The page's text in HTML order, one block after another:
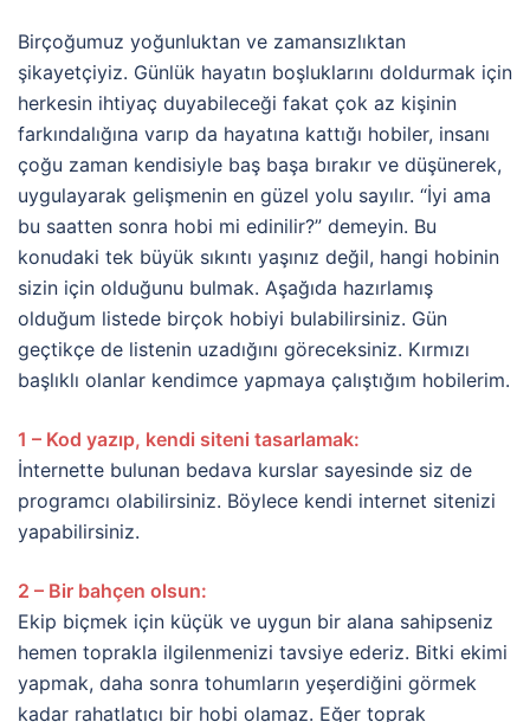
Birçoğumuz yoğunluktan ve zamansızlıktan
şikayetçiyiz. Günlük hayatın boşluklarını doldurmak için
herkesin ihtiyaç duyabileceği fakat çok az kişinin
farkındalığına varıp da hayatına kattığı hobiler, insanı
çoğu zaman kendisiyle baş başa bırakır ve düşünerek,
uygulayarak gelişmenin en güzel yolu sayılır. “İyi ama
bu saatten sonra hobi mi edinilir?” demeyin. Bu
konudaki tek büyük sıkıntı yaşınız değil, hangi hobinin
sizin için olduğunu bulmak. Aşağıda hazırlamış
olduğum listede birçok hobiyi bulabilirsiniz. Gün
geçtikçe de listenin uzadığını göreceksiniz. Kırmızı
başlıklı olanlar kendimce yapmaya çalıştığım hobilerim.
1 – Kod yazıp, kendi siteni tasarlamak:
İnternette bulunan bedava kurslar sayesinde siz de
programcı olabilirsiniz. Böylece kendi internet sitenizi
yapabilirsiniz.
2 – Bir bahçen olsun:
Ekip biçmek için küçük ve uygun bir alana sahipseniz
hemen toprakla ilgilenmenizi tavsiye ederiz. Bitki ekimi
yapmak, daha sonra tohumların yeşerdiğini görmek
kadar rahatlatıcı bir hobi olamaz. Eğer toprak